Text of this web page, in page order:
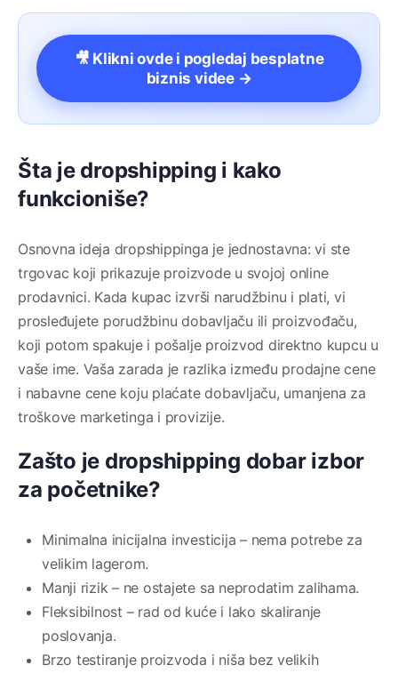
🎥 Klikni ovde i pogledaj besplatne
biznis videe →
Šta je dropshipping i kako
funkcioniše?
Osnovna ideja dropshippinga je jednostavna: vi ste
trgovac koji prikazuje proizvode u svojoj online
prodavnici. Kada kupac izvrši narudžbinu i plati, vi
prosleđujete porudžbinu dobavljaču ili proizvođaču,
koji potom spakuje i pošalje proizvod direktno kupcu u
vaše ime. Vaša zarada je razlika između prodajne cene
i nabavne cene koju plaćate dobavljaču, umanjena za
troškove marketinga i provizije.
Zašto je dropshipping dobar izbor
za početnike?
Minimalna inicijalna investicija – nema potrebe za
velikim lagerom.
Manji rizik – ne ostajete sa neprodatim zalihama.
Fleksibilnost – rad od kuće i lako skaliranje
poslovanja.
Brzo testiranje proizvoda i niša bez velikih